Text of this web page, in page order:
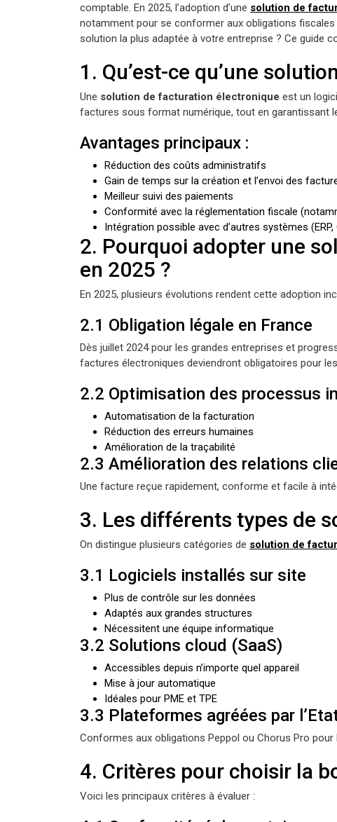
comptable. En 2025, l’adoption d’une solution de
notamment pour se conformer aux obligations
solution la plus adaptée à votre entreprise ? Ce guide
1. Qu’est-ce qu’une
Une solution de facturation électronique est un
factures sous format numérique, tout en garantissant
Avantages principaux :
Réduction des coûts administratifs
Gain de temps sur la création et l’envoi des
Meilleur suivi des paiements
Conformité avec la réglementation fiscale
Intégration possible avec d’autres systèmes (ERP,
2. Pourquoi adopter une
en 2025 ?
En 2025, plusieurs évolutions rendent cette adoption
2.1 Obligation légale en France
Dès juillet 2024 pour les grandes entreprises et
factures électroniques deviendront obligatoires pour
2.2 Optimisation des processus
Automatisation de la facturation
Réduction des erreurs humaines
Amélioration de la traçabilité
2.3 Amélioration des relations
Une facture reçue rapidement, conforme et facile à
3. Les différents types de
On distingue plusieurs catégories de solution de
3.1 Logiciels installés sur site
Plus de contrôle sur les données
Adaptés aux grandes structures
Nécessitent une équipe informatique
3.2 Solutions cloud (SaaS)
Accessibles depuis n’importe quel appareil
Mise à jour automatique
Idéales pour PME et TPE
3.3 Plateformes agréées par
Conformes aux obligations Peppol ou Chorus Pro
4. Critères pour choisir la
Voici les principaux critères à évaluer :